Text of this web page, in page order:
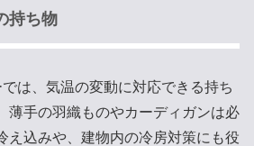
持ち物
は、気温の変動に対応できる持ち
薄手の羽織ものやカーディガンは必
え込みや、建物内の冷房対策にも役